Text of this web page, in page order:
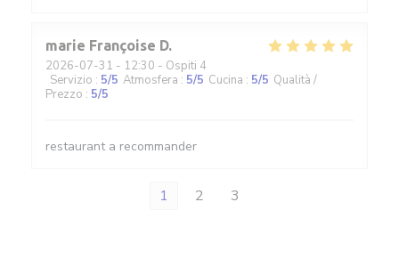
marie Françoise D
2026-07-31 - 12:30 - Ospiti 4
Servizio : 5/5 Atmosfera : 5/5 Cucina : 5/5 Qualità /
Prezzo : 5/5
restaurant a recommander
1 2 3